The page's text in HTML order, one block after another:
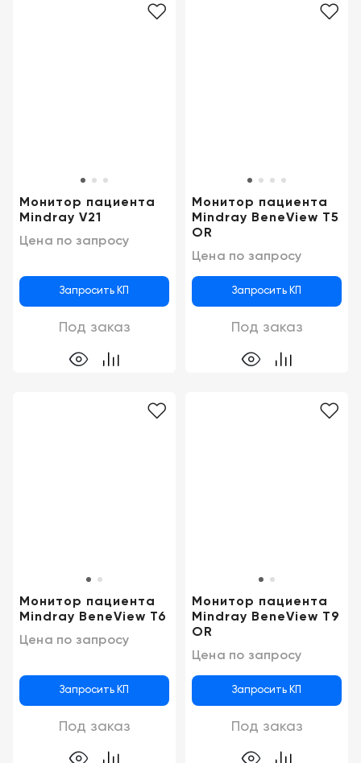
Монитор пациента
Mindray V21
Цена по запросу
Запросить КП
Под заказ
Монитор пациента
Mindray BeneView T5
OR
Цена по запросу
Запросить КП
Под заказ
Монитор пациента
Mindray BeneView T6
Цена по запросу
Запросить КП
Под заказ
Монитор пациента
Mindray BeneView T9
OR
Цена по запросу
Запросить КП
Под заказ